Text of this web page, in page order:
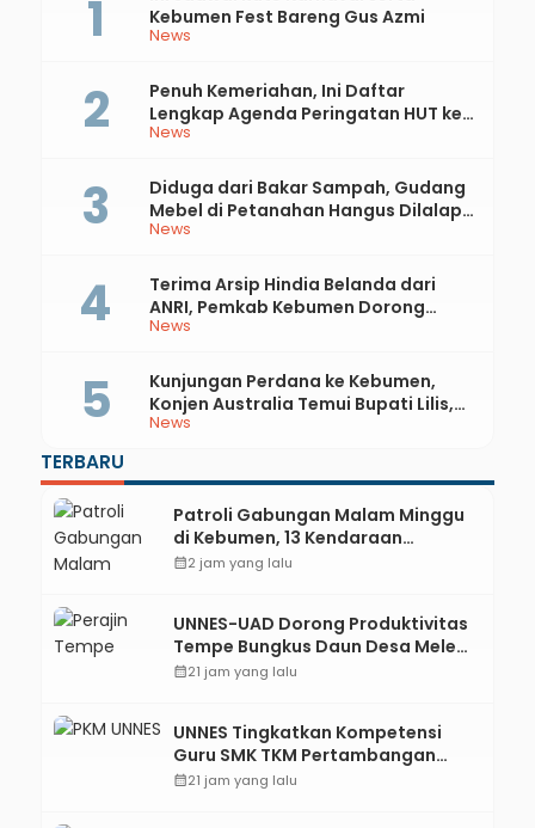
News
Kebumen Fest Bareng Gus Azmi
News
Penuh Kemeriahan, Ini Daftar
Lengkap Agenda Peringatan HUT ke-
81 RI dan Hari Jadi ke-397 Kabupaten
News
Diduga dari Bakar Sampah, Gudang
Mebel di Petanahan Hangus Dilalap
Api
News
Terima Arsip Hindia Belanda dari
ANRI, Pemkab Kebumen Dorong
Integrasi Sejarah, Geopark, dan
News
Kunjungan Perdana ke Kebumen,
Konjen Australia Temui Bupati Lilis,
Ini yang Dibahas
TERBARU
Patroli Gabungan Malam Minggu
di Kebumen, 13 Kendaraan
Terjaring Razia Knalpot Brong
calendar_month2 jam yang lalu
UNNES-UAD Dorong Produktivitas
Tempe Bungkus Daun Desa Meles,
Bantu Mesin dan Pendampingan
calendar_month21 jam yang lalu
UNNES Tingkatkan Kompetensi
Guru SMK TKM Pertambangan
Kebumen melalui Desain Green
calendar_month21 jam yang lalu